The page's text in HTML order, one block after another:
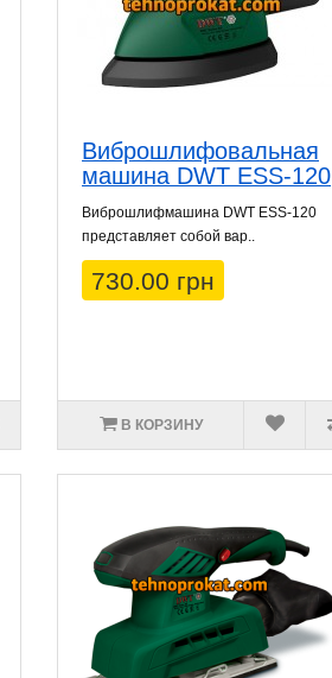
Виброшлифовальная
машина DWT ESS-120
Виброшлифмашина DWT ESS-120
представляет собой вар..
730.00 грн
В КОРЗИНУ